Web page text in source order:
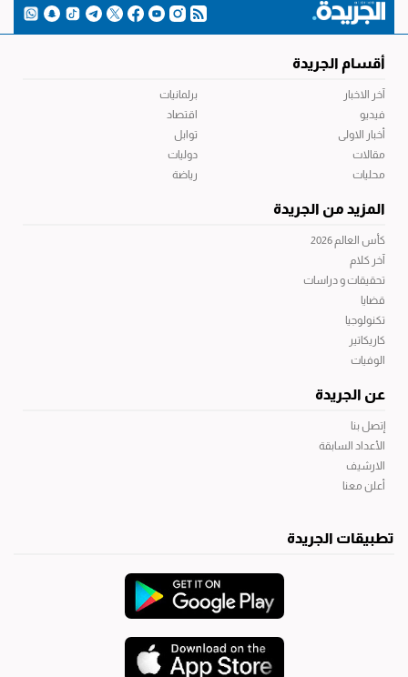
أقسام الجريدة
آخر الاخبار
فيديو
أخبار الاولى
مقالات
محليات
برلمانيات
اقتصاد
توابل
دوليات
رياضة
المزيد من الجريدة
كأس العالم 2026
آخر كلام
تحقيقات و دراسات
قضايا
تكنولوجيا
كاريكاتير
الوفيات
عن الجريدة
إتصل بنا
الأعداد السابقة
الارشيف
أعلن معنا
تطبيقات الجريدة